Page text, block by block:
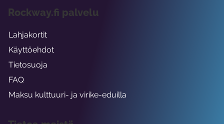
Rockway.fi palvelu
Lahjakortit
Käyttöehdot
Tietosuoja
FAQ
Maksu kulttuuri- ja virike-eduilla